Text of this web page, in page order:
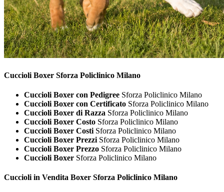
Cuccioli Boxer Sforza Policlinico Milano
Cuccioli Boxer con Pedigree Sforza Policlinico Milano
Cuccioli Boxer con Certificato Sforza Policlinico Milano
Cuccioli Boxer di Razza Sforza Policlinico Milano
Cuccioli Boxer Costo Sforza Policlinico Milano
Cuccioli Boxer Costi Sforza Policlinico Milano
Cuccioli Boxer Prezzi Sforza Policlinico Milano
Cuccioli Boxer Prezzo Sforza Policlinico Milano
Cuccioli Boxer Sforza Policlinico Milano
Cuccioli in Vendita Boxer Sforza Policlinico Milano